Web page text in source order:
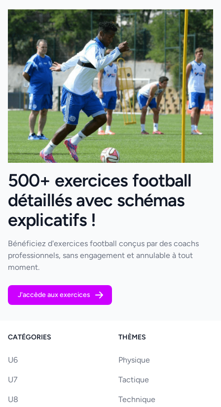
500+ exercices football
détaillés avec schémas
explicatifs !
Bénéficiez d'exercices football conçus par des coachs
professionnels, sans engagement et annulable à tout
moment.
J'accède aux exercices
CATÉGORIES
U6
U7
U8
THÈMES
Physique
Tactique
Technique